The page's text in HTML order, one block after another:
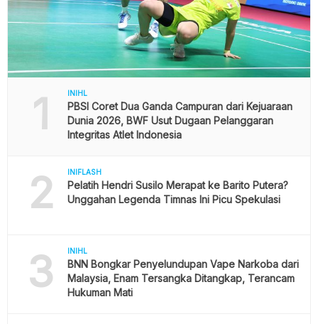
1 INIHL
PBSI Coret Dua Ganda Campuran dari Kejuaraan
Dunia 2026, BWF Usut Dugaan Pelanggaran
Integritas Atlet Indonesia
2 INIFLASH
Pelatih Hendri Susilo Merapat ke Barito Putera?
Unggahan Legenda Timnas Ini Picu Spekulasi
3 INIHL
BNN Bongkar Penyelundupan Vape Narkoba dari
Malaysia, Enam Tersangka Ditangkap, Terancam
Hukuman Mati